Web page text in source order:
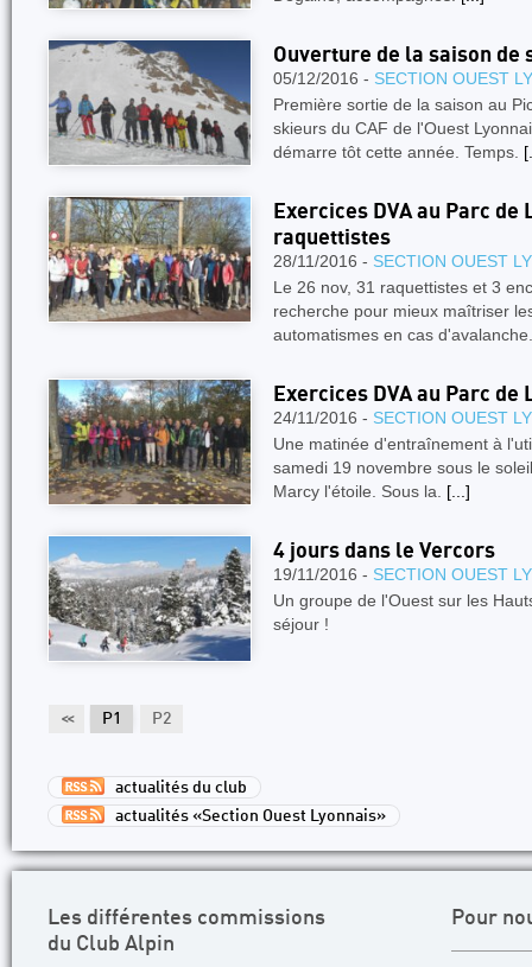
Ouverture de la saison de
05/12/2016 - SECTION OUEST
Première sortie de la saison au
skieurs du CAF de l'Ouest
démarre tôt cette année. Temps.
Exercices DVA au Parc
raquettistes
28/11/2016 - SECTION OUEST
Le 26 nov, 31 raquettistes et 3
recherche pour mieux maîtriser
automatismes en cas
Exercices DVA au Parc de
24/11/2016 - SECTION OUEST
Une matinée d'entraînement à
samedi 19 novembre sous le
Marcy l'étoile. Sous la. [...]
4 jours dans le Vercors
19/11/2016 - SECTION OUEST
Un groupe de l'Ouest sur les
séjour !
<< P1 P2
actualités du club
actualités «Section Ouest Lyonnais»
Les différentes commissions
du Club Alpin
Pour